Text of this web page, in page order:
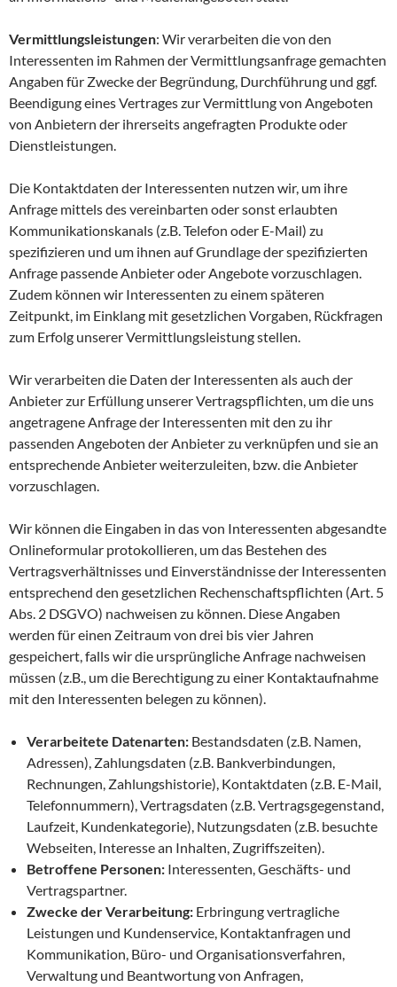
Vermittlungsleistungen: Wir verarbeiten die von den
Interessenten im Rahmen der Vermittlungsanfrage gemachten
Angaben für Zwecke der Begründung, Durchführung und ggf.
Beendigung eines Vertrages zur Vermittlung von Angeboten
von Anbietern der ihrerseits angefragten Produkte oder
Dienstleistungen.
Die Kontaktdaten der Interessenten nutzen wir, um ihre
Anfrage mittels des vereinbarten oder sonst erlaubten
Kommunikationskanals (z.B. Telefon oder E-Mail) zu
spezifizieren und um ihnen auf Grundlage der spezifizierten
Anfrage passende Anbieter oder Angebote vorzuschlagen.
Zudem können wir Interessenten zu einem späteren
Zeitpunkt, im Einklang mit gesetzlichen Vorgaben, Rückfragen
zum Erfolg unserer Vermittlungsleistung stellen.
Wir verarbeiten die Daten der Interessenten als auch der
Anbieter zur Erfüllung unserer Vertragspflichten, um die uns
angetragene Anfrage der Interessenten mit den zu ihr
passenden Angeboten der Anbieter zu verknüpfen und sie an
entsprechende Anbieter weiterzuleiten, bzw. die Anbieter
vorzuschlagen.
Wir können die Eingaben in das von Interessenten abgesandte
Onlineformular protokollieren, um das Bestehen des
Vertragsverhältnisses und Einverständnisse der Interessenten
entsprechend den gesetzlichen Rechenschaftspflichten (Art. 5
Abs. 2 DSGVO) nachweisen zu können. Diese Angaben
werden für einen Zeitraum von drei bis vier Jahren
gespeichert, falls wir die ursprüngliche Anfrage nachweisen
müssen (z.B., um die Berechtigung zu einer Kontaktaufnahme
mit den Interessenten belegen zu können).
Verarbeitete Datenarten: Bestandsdaten (z.B. Namen,
Adressen), Zahlungsdaten (z.B. Bankverbindungen,
Rechnungen, Zahlungshistorie), Kontaktdaten (z.B. E-Mail,
Telefonnummern), Vertragsdaten (z.B. Vertragsgegenstand,
Laufzeit, Kundenkategorie), Nutzungsdaten (z.B. besuchte
Webseiten, Interesse an Inhalten, Zugriffszeiten).
Betroffene Personen: Interessenten, Geschäfts- und
Vertragspartner.
Zwecke der Verarbeitung: Erbringung vertragliche
Leistungen und Kundenservice, Kontaktanfragen und
Kommunikation, Büro- und Organisationsverfahren,
Verwaltung und Beantwortung von Anfragen,